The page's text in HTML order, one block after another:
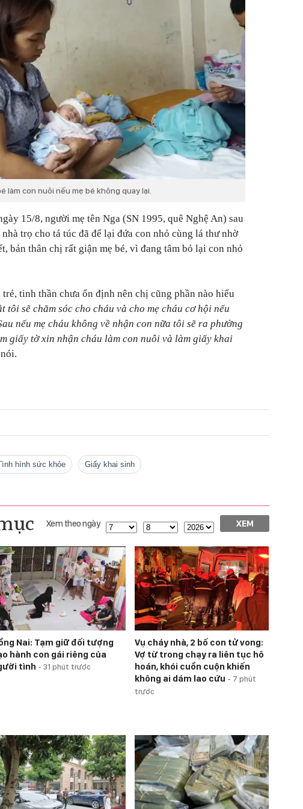
làm con nuôi nếu mẹ bé không quay lại.
15/8, người mẹ tên Nga (SN 1995, quê Nghệ An) sau
trọ cho tá túc đã để lại đứa con nhỏ cùng lá thư nhờ
bản thân chị rất giận mẹ bé, vì đang tâm bỏ lại con nhỏ
tinh thần chưa ổn định nên chị cũng phần nào hiểu
tôi sẽ chăm sóc cho cháu và cho mẹ cháu cơ hội nếu
nếu mẹ cháu không về nhận con nữa tôi sẽ ra phường
giấy tờ xin nhận cháu làm con nuôi và làm giấy khai
tình hình sức khỏe giấy khai sinh
Xem theo ngày XEM
Nai: Tạm giữ đối tượng
hành con gái riêng của
tình - 31 phút trước
Vụ cháy nhà, 2 bố con tử vong:
Vợ từ trong chạy ra liên tục hô
hoán, khói cuồn cuộn khiến
không ai dám lao cứu - 7 phút
trước